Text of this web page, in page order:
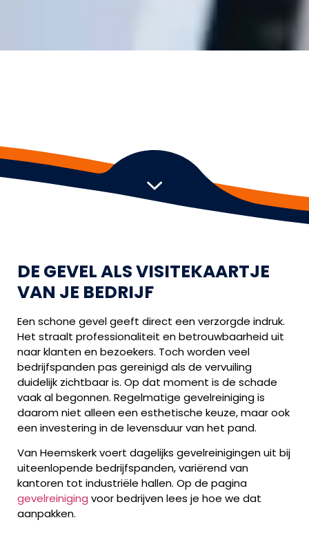
DE GEVEL ALS VISITEKAARTJE
VAN JE BEDRIJF
Een schone gevel geeft direct een verzorgde indruk.
Het straalt professionaliteit en betrouwbaarheid uit
naar klanten en bezoekers. Toch worden veel
bedrijfspanden pas gereinigd als de vervuiling
duidelijk zichtbaar is. Op dat moment is de schade
vaak al begonnen. Regelmatige gevelreiniging is
daarom niet alleen een esthetische keuze, maar ook
een investering in de levensduur van het pand.
Van Heemskerk voert dagelijks gevelreinigingen uit bij
uiteenlopende bedrijfspanden, variërend van
kantoren tot industriële hallen. Op de pagina
gevelreiniging voor bedrijven lees je hoe we dat
aanpakken.